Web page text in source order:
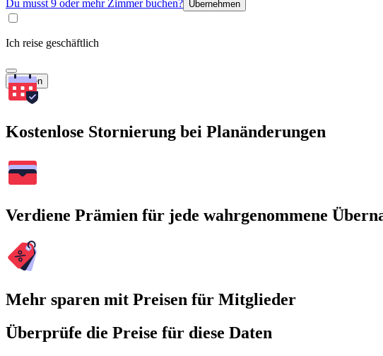
Du musst 9 oder mehr Zimmer buchen? Übernehmen
Ich reise geschäftlich
Suchen
Kostenlose Stornierung bei Planänderungen
Verdiene Prämien für jede wahrgenommene
Mehr sparen mit Preisen für Mitglieder
Überprüfe die Preise für diese Daten